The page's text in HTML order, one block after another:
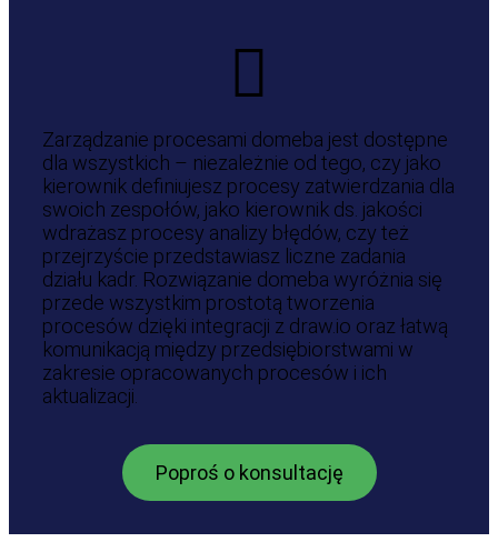
Zarządzanie procesami domeba jest dostępne
dla wszystkich – niezależnie od tego, czy jako
kierownik definiujesz procesy zatwierdzania dla
swoich zespołów, jako kierownik ds. jakości
wdrażasz procesy analizy błędów, czy też
przejrzyście przedstawiasz liczne zadania
działu kadr. Rozwiązanie domeba wyróżnia się
przede wszystkim prostotą tworzenia
procesów dzięki integracji z draw.io oraz łatwą
komunikacją między przedsiębiorstwami w
zakresie opracowanych procesów i ich
aktualizacji.
Poproś o konsultację